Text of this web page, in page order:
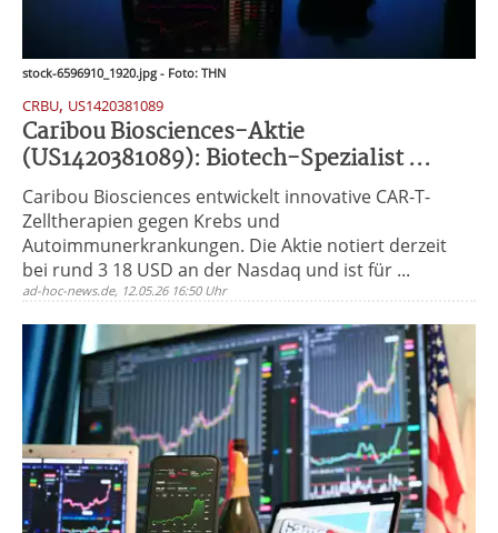
stock-6596910_1920.jpg - Foto: THN
CRBU, US1420381089
Caribou Biosciences-Aktie
(US1420381089): Biotech-Spezialist ...
Caribou Biosciences entwickelt innovative CAR-T-
Zelltherapien gegen Krebs und
Autoimmunerkrankungen. Die Aktie notiert derzeit
bei rund 3 18 USD an der Nasdaq und ist für ...
ad-hoc-news.de, 12.05.26 16:50 Uhr